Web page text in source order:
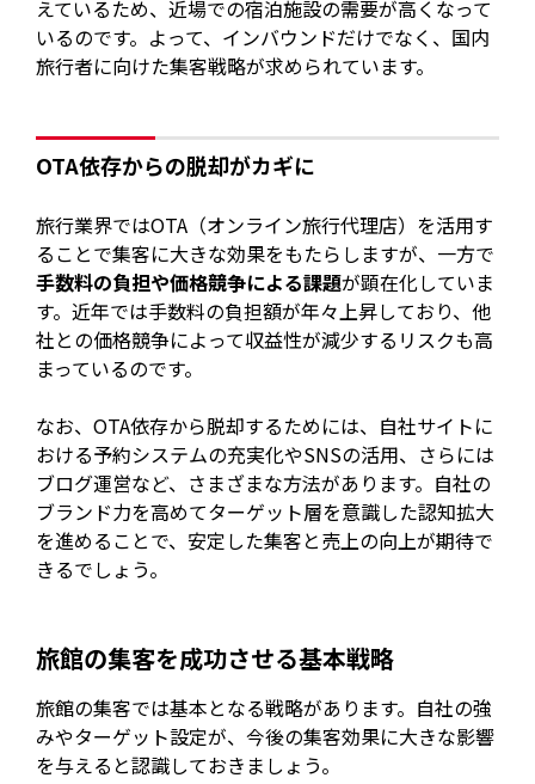
えているため、近場での宿泊施設の需要が高くなって
いるのです。よって、インバウンドだけでなく、国内
旅行者に向けた集客戦略が求められています。
OTA依存からの脱却がカギに
旅行業界ではOTA（オンライン旅行代理店）を活用す
ることで集客に大きな効果をもたらしますが、一方で
手数料の負担や価格競争による課題が顕在化していま
す。近年では手数料の負担額が年々上昇しており、他
社との価格競争によって収益性が減少するリスクも高
まっているのです。
なお、OTA依存から脱却するためには、自社サイトに
おける予約システムの充実化やSNSの活用、さらには
ブログ運営など、さまざまな方法があります。自社の
ブランド力を高めてターゲット層を意識した認知拡大
を進めることで、安定した集客と売上の向上が期待で
きるでしょう。
旅館の集客を成功させる基本戦略
旅館の集客では基本となる戦略があります。自社の強
みやターゲット設定が、今後の集客効果に大きな影響
を与えると認識しておきましょう。